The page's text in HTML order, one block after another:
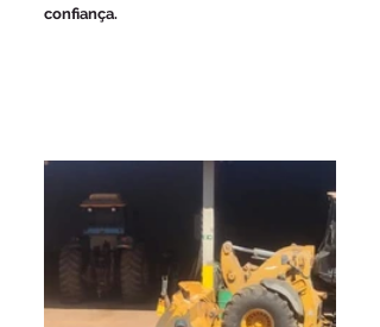
confiança.